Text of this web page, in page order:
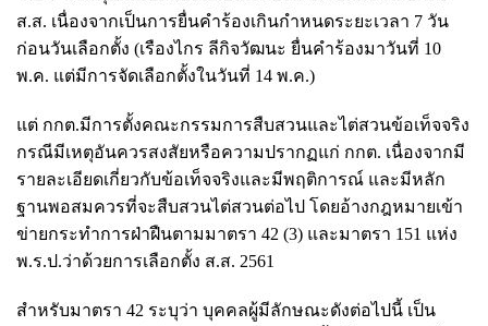
ส.ส. เนื่องจากเป็นการยื่นคำร้องเกินกำหนดระยะเวลา 7 วัน
ก่อนวันเลือกตั้ง (เรืองไกร ลีกิจวัฒนะ ยื่นคำร้องมาวันที่ 10
พ.ค. แต่มีการจัดเลือกตั้งในวันที่ 14 พ.ค.)
แต่ กกต.มีการตั้งคณะกรรมการสืบสวนและไต่สวนข้อเท็จจริง
กรณีมีเหตุอันควรสงสัยหรือความปรากฏแก่ กกต. เนื่องจากมี
รายละเอียดเกี่ยวกับข้อเท็จจริงและมีพฤติการณ์ และมีหลัก
ฐานพอสมควรที่จะสืบสวนไต่สวนต่อไป โดยอ้างกฎหมายเข้า
ข่ายกระทำการฝ่าฝืนตามมาตรา 42 (3) และมาตรา 151 แห่ง
พ.ร.ป.ว่าด้วยการเลือกตั้ง ส.ส. 2561
สำหรับมาตรา 42 ระบุว่า บุคคลผู้มีลักษณะดังต่อไปนี้ เป็น